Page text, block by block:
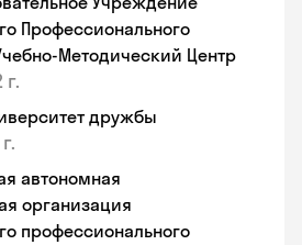
Профессионального
Методический Центр
г.
дружбы
автономная
организация
профессионального